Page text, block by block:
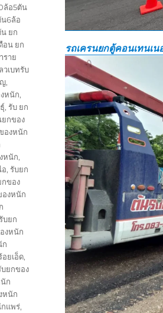
รถเครนยกตู้คอนเทนเน
ล้อ5ตัน
น6ล้อ
น ยก
อน ยก
ราย
วเบทรับ
,
หนัก,
,รับ ยก
ยกของ
องหนัก
หนัก,
,รับยก
กของ
องหนัก
บยก
งหนัก
ก
ยเอ็ด,
บยกของ
ก
หนัก
แพร่,